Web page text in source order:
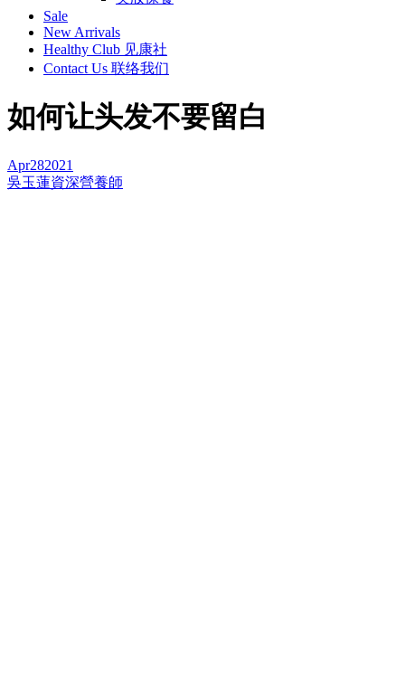
Sale
New Arrivals
Healthy Club 见康社
Contact Us 联络我们
如何让头发不要留白
Apr282021
吳玉蓮資深營養師